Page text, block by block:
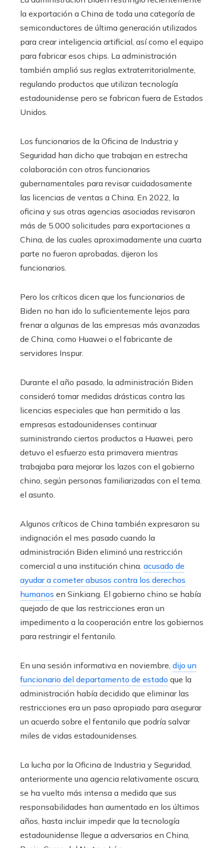
la exportación a China de toda una categoría de
semiconductores de última generación utilizados
para crear inteligencia artificial, así como el equipo
para fabricar esos chips. La administración
también amplió sus reglas extraterritorialmente,
regulando productos que utilizan tecnología
estadounidense pero se fabrican fuera de Estados
Unidos.
Los funcionarios de la Oficina de Industria y
Seguridad han dicho que trabajan en estrecha
colaboración con otros funcionarios
gubernamentales para revisar cuidadosamente
las licencias de ventas a China. En 2022, la
oficina y sus otras agencias asociadas revisaron
más de 5.000 solicitudes para exportaciones a
China, de las cuales aproximadamente una cuarta
parte no fueron aprobadas, dijeron los
funcionarios.
Pero los críticos dicen que los funcionarios de
Biden no han ido lo suficientemente lejos para
frenar a algunas de las empresas más avanzadas
de China, como Huawei o el fabricante de
servidores Inspur.
Durante el año pasado, la administración Biden
consideró tomar medidas drásticas contra las
licencias especiales que han permitido a las
empresas estadounidenses continuar
suministrando ciertos productos a Huawei, pero
detuvo el esfuerzo esta primavera mientras
trabajaba para mejorar los lazos con el gobierno
chino, según personas familiarizadas con el tema.
el asunto.
Algunos críticos de China también expresaron su
indignación el mes pasado cuando la
administración Biden eliminó una restricción
comercial a una institución china. acusado de
ayudar a cometer abusos contra los derechos
humanos en Sinkiang. El gobierno chino se había
quejado de que las restricciones eran un
impedimento a la cooperación entre los gobiernos
para restringir el fentanilo.
En una sesión informativa en noviembre, dijo un
funcionario del departamento de estado que la
administración había decidido que eliminar las
restricciones era un paso apropiado para asegurar
un acuerdo sobre el fentanilo que podría salvar
miles de vidas estadounidenses.
La lucha por la Oficina de Industria y Seguridad,
anteriormente una agencia relativamente oscura,
se ha vuelto más intensa a medida que sus
responsabilidades han aumentado en los últimos
años, hasta incluir impedir que la tecnología
estadounidense llegue a adversarios en China,